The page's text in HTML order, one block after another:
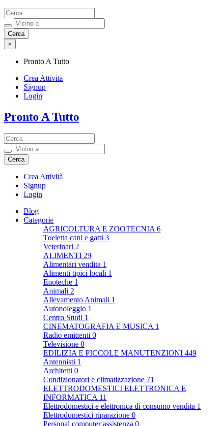
×
Pronto A Tutto
Crea Attività
Signup
Login
Pronto A Tutto
Pronto A Tutto
Crea Attività
Signup
Login
Blog
Categorie
AGRICOLTURA E ZOOTECNIA 6
Toeletta cani e gatti 3
Veterinari 2
ALIMENTI 29
Alimentari vendita 1
Alimenti tipici locali 1
Enoteche 1
Animali 2
Allevamento Animali 1
Autonoleggio 1
Centro Studi 1
CINEMATOGRAFIA E MUSICA 1
Radio emittenti 0
Televisione 0
EDILIZIA E PICCOLE MANUTENZIONI 449
Antennisti 1
Architetti 0
Condizionatori e climatizzazione 71
ELETTRODOMESTICI ELETTRONICA E
INFORMATICA 11
Elettrodomestici e elettronica di consumo vendita 1
Elettrodomestici riparazione 0
Personal computer assistenza 0